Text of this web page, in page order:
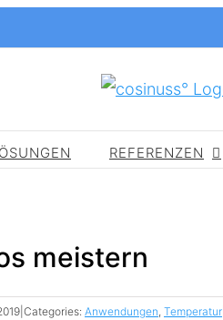
REFERENZEN
meistern
Categories: Anwendungen, Temperatur